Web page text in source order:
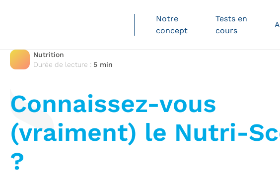
Notre
concept
Tests en
cours
en
France
Nutrition
Durée de lecture : 5 min
Connaissez-vous
(vraiment) le Nutri-
?